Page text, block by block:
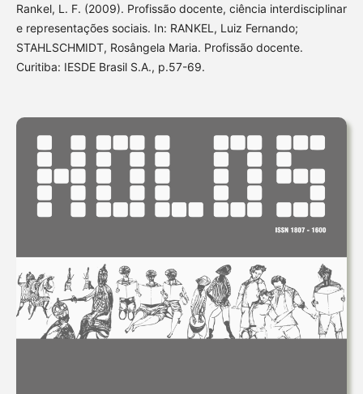
Rankel, L. F. (2009). Profissão docente, ciência interdisciplinar
e representações sociais. In: RANKEL, Luiz Fernando;
STAHLSCHMIDT, Rosângela Maria. Profissão docente.
Curitiba: IESDE Brasil S.A., p.57-69.